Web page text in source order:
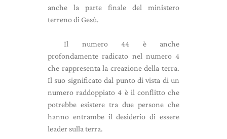
anche la parte finale del ministero
terreno di Gesù.
Il numero 44 è anche
profondamente radicato nel numero 4
che rappresenta la creazione della terra.
Il suo significato dal punto di vista di un
numero raddoppiato 4 è il conflitto che
potrebbe esistere tra due persone che
hanno entrambe il desiderio di essere
leader sulla terra.